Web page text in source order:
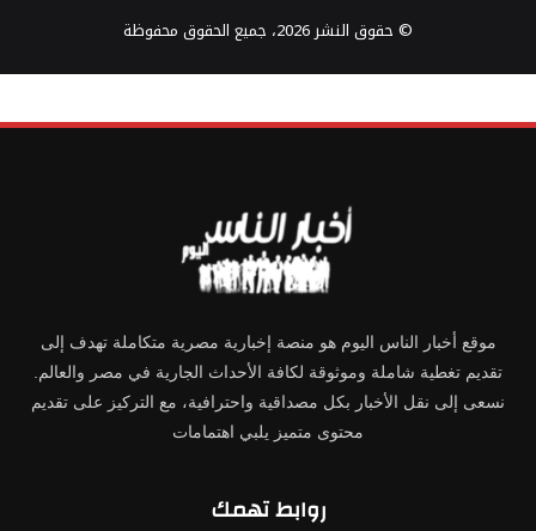
© حقوق النشر 2026، جميع الحقوق محفوظة
موقع أخبار الناس اليوم هو منصة إخبارية مصرية متكاملة تهدف إلى
تقديم تغطية شاملة وموثوقة لكافة الأحداث الجارية في مصر والعالم.
نسعى إلى نقل الأخبار بكل مصداقية واحترافية، مع التركيز على تقديم
محتوى متميز يلبي اهتمامات
روابط تهمك